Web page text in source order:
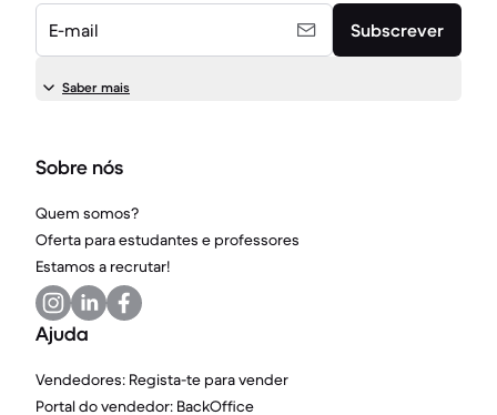
E-mail Subscrever
Saber mais
Sobre nós
Quem somos?
Oferta para estudantes e professores
Estamos a recrutar!
Ajuda
Vendedores: Regista-te para vender
Portal do vendedor: BackOffice